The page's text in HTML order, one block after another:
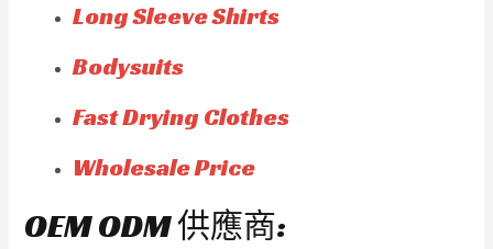
Long Sleeve Shirts
Bodysuits
Fast Drying Clothes
Wholesale Price
OEM ODM 供應商: